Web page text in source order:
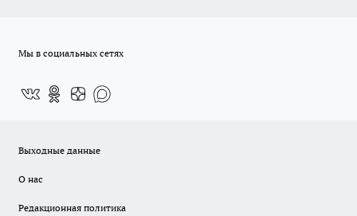
Мы в социальных сетях
Выходные данные
О нас
Редакционная политика